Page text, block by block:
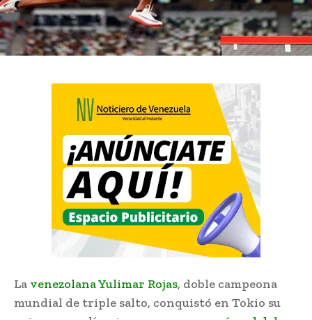
La venezolana Yulimar Rojas, doble campeona
mundial de triple salto, conquistó en Tokio su